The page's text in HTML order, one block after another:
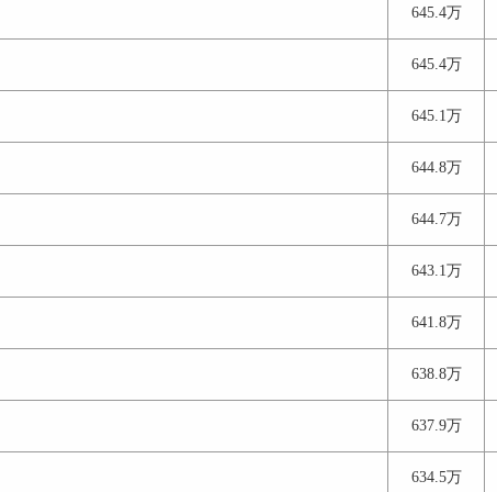
645.4万
645.4万
645.1万
644.8万
644.7万
643.1万
641.8万
638.8万
637.9万
634.5万